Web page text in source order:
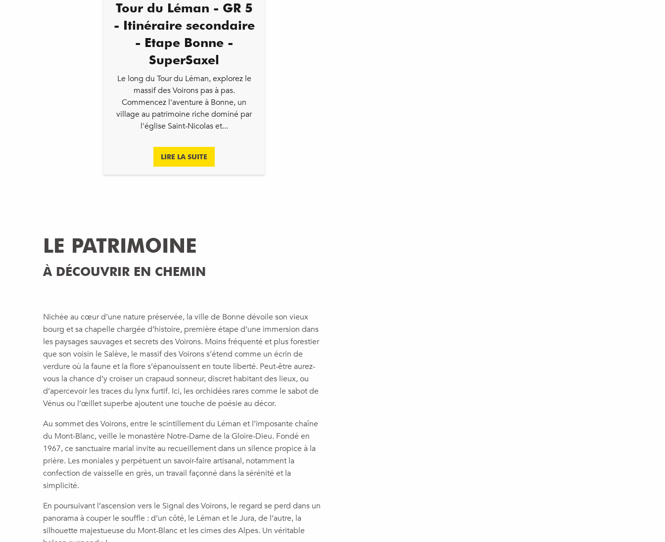
Tour du Léman - GR 5
- Itinéraire secondaire
- Etape Bonne -
SuperSaxel
Le long du Tour du Léman, explorez le
massif des Voirons pas à pas.
Commencez l'aventure à Bonne, un
village au patrimoine riche dominé par
l'église Saint-Nicolas et...
LIRE LA SUITE
LE PATRIMOINE
À DÉCOUVRIR EN CHEMIN
Nichée au cœur d’une nature préservée, la ville de Bonne dévoile son vieux
bourg et sa chapelle chargée d’histoire, première étape d’une immersion dans
les paysages sauvages et secrets des Voirons. Moins fréquenté et plus forestier
que son voisin le Salève, le massif des Voirons s’étend comme un écrin de
verdure où la faune et la flore s’épanouissent en toute liberté. Peut-être aurez-
vous la chance d’y croiser un crapaud sonneur, discret habitant des lieux, ou
d’apercevoir les traces du lynx furtif. Ici, les orchidées rares comme le sabot de
Vénus ou l’œillet superbe ajoutent une touche de poésie au décor.
Au sommet des Voirons, entre le scintillement du Léman et l’imposante chaîne
du Mont-Blanc, veille le monastère Notre-Dame de la Gloire-Dieu. Fondé en
1967, ce sanctuaire marial invite au recueillement dans un silence propice à la
prière. Les moniales y perpétuent un savoir-faire artisanal, notamment la
confection de vaisselle en grès, un travail façonné dans la sérénité et la
simplicité.
En poursuivant l’ascension vers le Signal des Voirons, le regard se perd dans un
panorama à couper le souffle : d’un côté, le Léman et le Jura, de l’autre, la
silhouette majestueuse du Mont-Blanc et les cimes des Alpes. Un véritable